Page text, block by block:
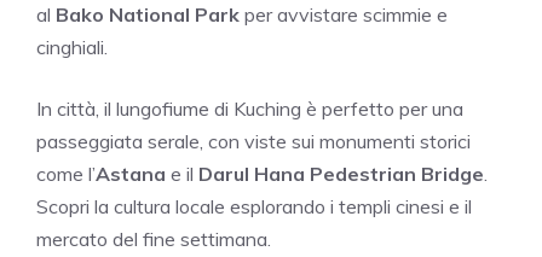
al Bako National Park per avvistare scimmie e
cinghiali.
In città, il lungofiume di Kuching è perfetto per una
passeggiata serale, con viste sui monumenti storici
come l’Astana e il Darul Hana Pedestrian Bridge
Scopri la cultura locale esplorando i templi cinesi e il
mercato del fine settimana.